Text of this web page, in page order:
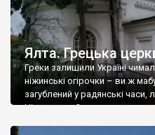
Ялта. Грецька
Греки залишили Україні
ніжинські огірочки – ви ж
загублений у радянські
Ніжин греки?